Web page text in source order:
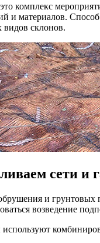
комплекс
и материалов.
видов склонов.
сети
и
возведение